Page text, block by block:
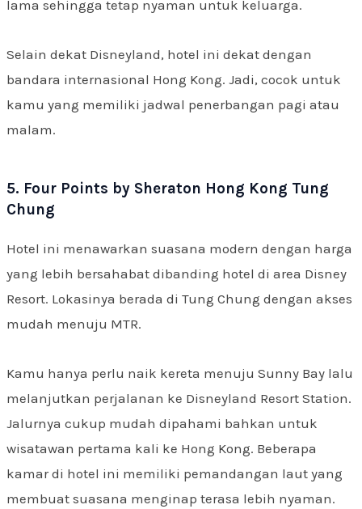
lama sehingga tetap nyaman untuk keluarga.
Selain dekat Disneyland, hotel ini dekat dengan
bandara internasional Hong Kong. Jadi, cocok untuk
kamu yang memiliki jadwal penerbangan pagi atau
malam.
5. Four Points by Sheraton Hong Kong Tung
Chung
Hotel ini menawarkan suasana modern dengan harga
yang lebih bersahabat dibanding hotel di area Disney
Resort. Lokasinya berada di Tung Chung dengan akses
mudah menuju MTR.
Kamu hanya perlu naik kereta menuju Sunny Bay lalu
melanjutkan perjalanan ke Disneyland Resort Station.
Jalurnya cukup mudah dipahami bahkan untuk
wisatawan pertama kali ke Hong Kong. Beberapa
kamar di hotel ini memiliki pemandangan laut yang
membuat suasana menginap terasa lebih nyaman.